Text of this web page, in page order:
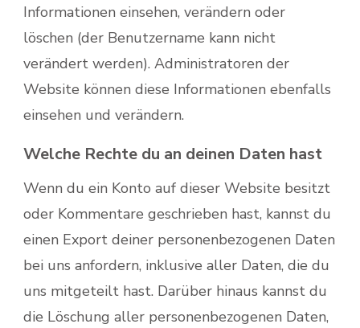
Informationen einsehen, verändern oder
löschen (der Benutzername kann nicht
verändert werden). Administratoren der
Website können diese Informationen ebenfalls
einsehen und verändern.
Welche Rechte du an deinen Daten hast
Wenn du ein Konto auf dieser Website besitzt
oder Kommentare geschrieben hast, kannst du
einen Export deiner personenbezogenen Daten
bei uns anfordern, inklusive aller Daten, die du
uns mitgeteilt hast. Darüber hinaus kannst du
die Löschung aller personenbezogenen Daten,